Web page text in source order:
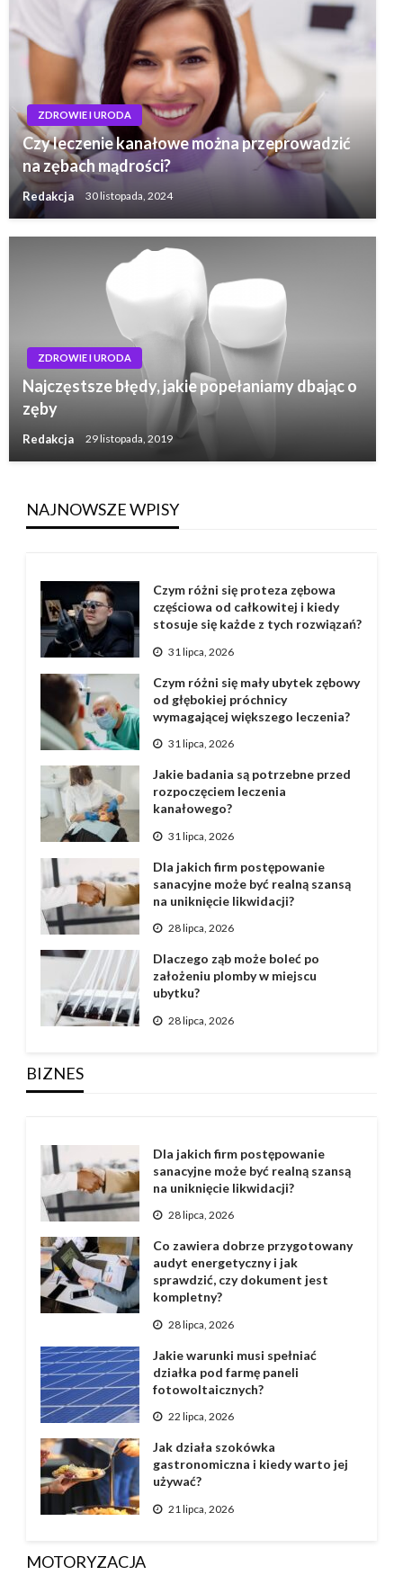
ZDROWIE I URODA
Czy leczenie kanałowe można przeprowadzić
na zębach mądrości?
Redakcja 30 listopada, 2024
ZDROWIE I URODA
Najczęstsze błędy, jakie popełaniamy dbając o
zęby
Redakcja 29 listopada, 2019
NAJNOWSZE WPISY
Czym różni się proteza zębowa
częściowa od całkowitej i kiedy
stosuje się każde z tych rozwiązań?
31 lipca, 2026
Czym różni się mały ubytek zębowy
od głębokiej próchnicy
wymagającej większego leczenia?
31 lipca, 2026
Jakie badania są potrzebne przed
rozpoczęciem leczenia
kanałowego?
31 lipca, 2026
Dla jakich firm postępowanie
sanacyjne może być realną szansą
na uniknięcie likwidacji?
28 lipca, 2026
Dlaczego ząb może boleć po
założeniu plomby w miejscu
ubytku?
28 lipca, 2026
BIZNES
Dla jakich firm postępowanie
sanacyjne może być realną szansą
na uniknięcie likwidacji?
28 lipca, 2026
Co zawiera dobrze przygotowany
audyt energetyczny i jak
sprawdzić, czy dokument jest
kompletny?
28 lipca, 2026
Jakie warunki musi spełniać
działka pod farmę paneli
fotowoltaicznych?
22 lipca, 2026
Jak działa szokówka
gastronomiczna i kiedy warto jej
używać?
21 lipca, 2026
MOTORYZACJA